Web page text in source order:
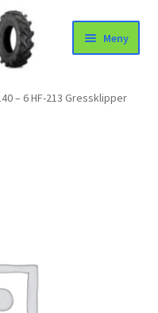
Meny
– 6 HF-213 Gressklipper